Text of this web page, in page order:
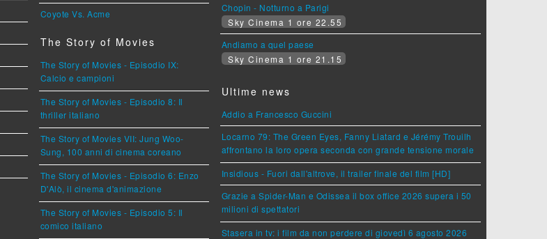
Coyote Vs. Acme
The Story of Movies
The Story of Movies - Episodio IX:
Calcio e campioni
The Story of Movies - Episodio 8: Il
thriller italiano
The Story of Movies VII: Jung Woo-
Sung, 100 anni di cinema coreano
The Story of Movies - Episodio 6: Enzo
D'Alò, il cinema d'animazione
The Story of Movies - Episodio 5: Il
comico italiano
Chopin - Notturno a Parigi
Sky Cinema 1 ore 22.55
Andiamo a quel paese
Sky Cinema 1 ore 21.15
Ultime news
Addio a Francesco Guccini
Locarno 79: The Green Eyes, Fanny Liatard e Jérémy Trouilh
affrontano la loro opera seconda con grande tensione morale
Insidious - Fuori dall'altrove, il trailer finale del film [HD]
Grazie a Spider-Man e Odissea il box office 2026 supera i 50
milioni di spettatori
Stasera in tv: i film da non perdere di giovedì 6 agosto 2026